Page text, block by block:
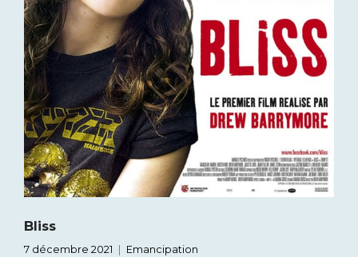
Bliss
7 décembre 2021 Emancipation